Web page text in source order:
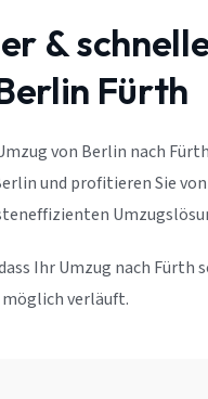
&
Fürth
von Berlin nach
und profitieren Sie
Ihr Umzug nach Fürth
verläuft.